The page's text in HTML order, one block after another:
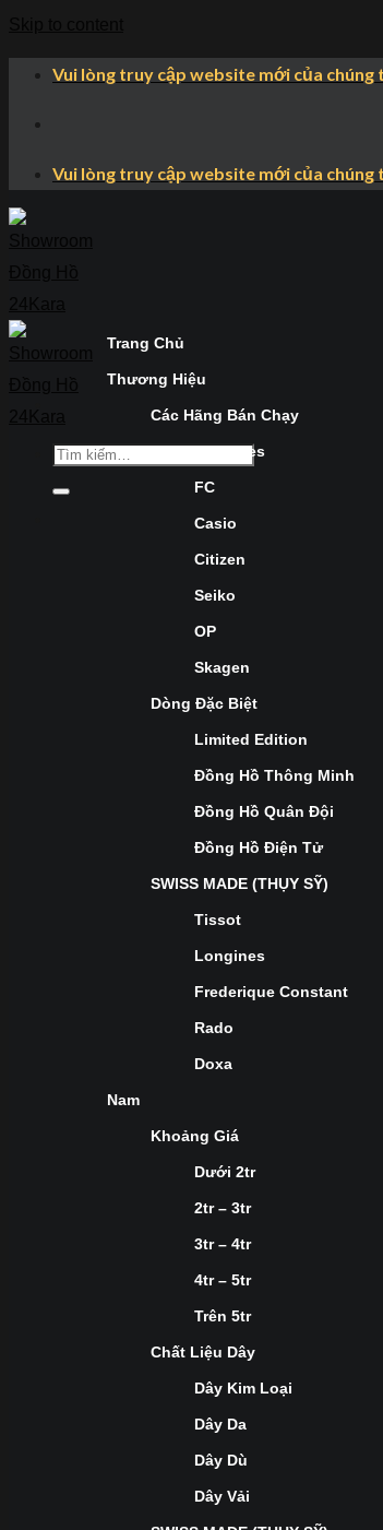
Vui lòng truy cập website mới của
Vui lòng truy cập website mới của
Trang Chủ
Thương Hiệu
Các Hãng Bán Chạy
Longines
FC
Casio
Citizen
Seiko
OP
Skagen
Dòng Đặc Biệt
Limited Edition
Đồng Hồ Thông Minh
Đồng Hồ Quân Đội
Đồng Hồ Điện Tử
SWISS MADE (THỤY SỸ)
Tissot
Longines
Frederique Constant
Rado
Doxa
Nam
Khoảng Giá
Dưới 2tr
2tr – 3tr
3tr – 4tr
4tr – 5tr
Trên 5tr
Chất Liệu Dây
Dây Kim Loại
Dây Da
Dây Dù
Dây Vải